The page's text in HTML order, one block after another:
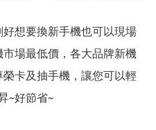
想要換新手機也可以現場
場最低價，各大品牌新機
卡及抽手機，讓您可以輕
~好節省~